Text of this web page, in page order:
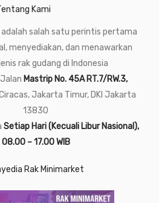
Kami
adalah salah satu perintis pertama
menyediakan, dan menawarkan
rak gudang di Indonesia
Mastrip No. 45A RT.7/RW.3,
Jakarta Timur, DKI Jakarta
13830
Setiap Hari (Kecuali Libur Nasional),
08.00 – 17.00 WIB
Rak Minimarket